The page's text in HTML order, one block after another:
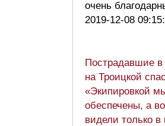
очень
2019-12-08
Пострадавшие в
на Троицкой
«Экипировкой
обеспечены, а
видели только в